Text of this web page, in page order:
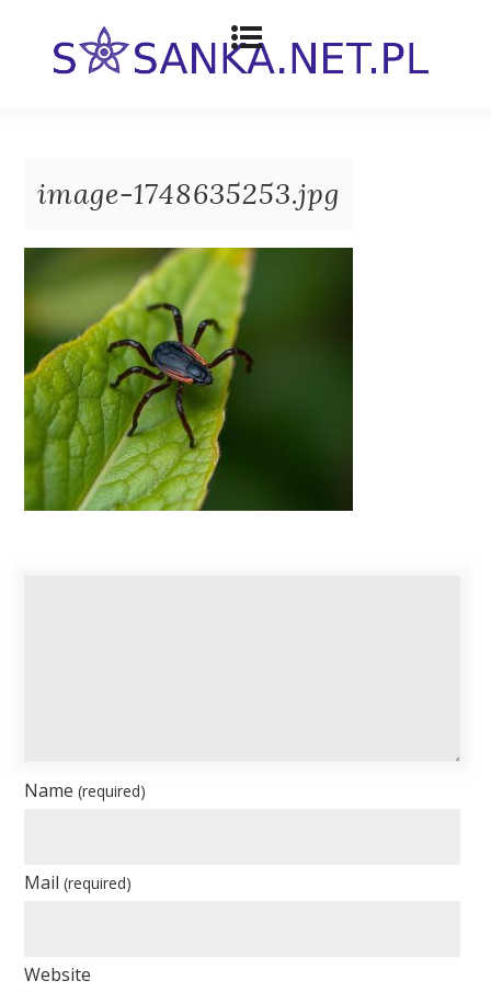
image-1748635253.jpg
Name(required)
Mail(required)
Website